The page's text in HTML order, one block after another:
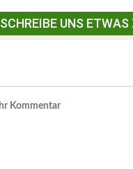
SCHREIBE UNS ETWAS